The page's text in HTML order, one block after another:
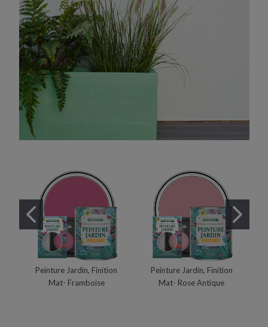
Peinture Jardin, Finition
Mat- Framboise
Peinture Jardin, Finition
Mat- Rose Antique